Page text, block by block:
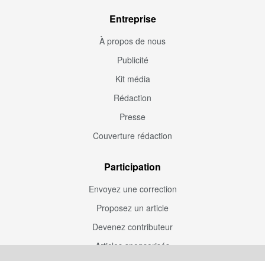
Entreprise
À propos de nous
Publicité
Kit média
Rédaction
Presse
Couverture rédaction
Participation
Envoyez une correction
Proposez un article
Devenez contributeur
Articles sponsorisés